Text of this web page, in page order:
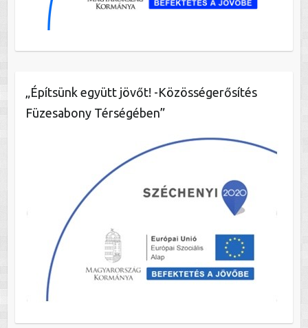
„Építsünk együtt jövőt! -Közösségerősítés
Füzesabony Térségében”